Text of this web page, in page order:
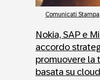
Comunicati Stampa
Nokia, SAP e
accordo
promuovere la
basata su